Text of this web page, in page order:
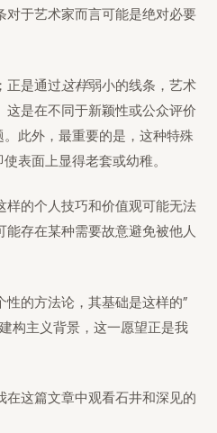
对于艺术家而言可能是绝对必要
正是通过这样弱小的线条，艺术
是在不同于新颖性或公众评价
此外，最重要的是，这种特殊
表面上显得老套或幼稚。
样的个人技巧和价值观可能无法
存在某种需要故意避免被他人
的方法论，其基础是这样的”
构主义背景，这一愿望正是我
这篇文章中观看石井和深见的